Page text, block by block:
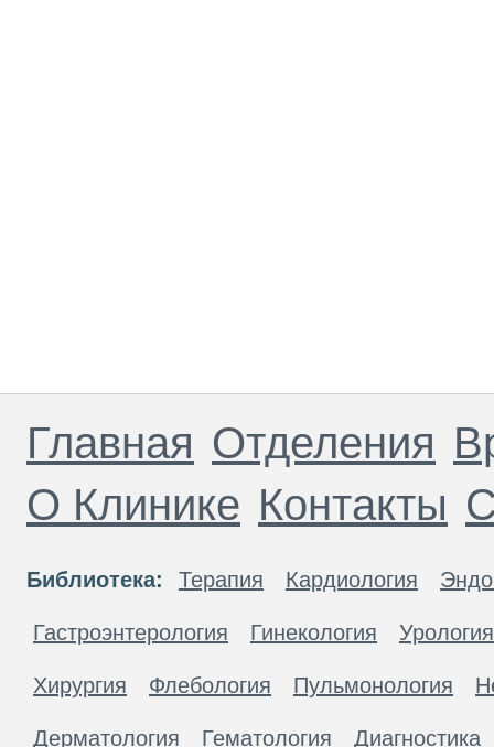
Главная Отделения
О Клинике Контакты
Библиотека: Терапия Кардиология
Гастроэнтерология Гинекология Урология
Хирургия Флебология Пульмонология
Дерматология Гематология Диагностика